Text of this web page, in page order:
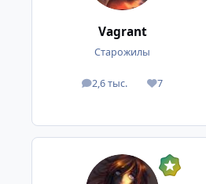
Vagrant
Старожилы
2,6 тыс.
посты 7
Репутация